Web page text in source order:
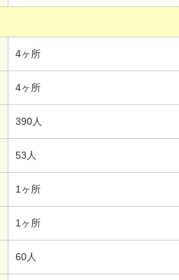
4ヶ所
4ヶ所
390人
53人
1ヶ所
1ヶ所
60人